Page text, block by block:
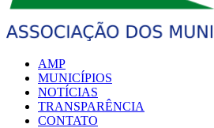
AMP
MUNICÍPIOS
NOTÍCIAS
TRANSPARÊNCIA
CONTATO